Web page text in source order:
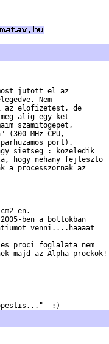
most jutott el az
Nem
az elofizetest, de
alig egy-ket
szamitogepet,
MHz CPU,
port).
sietseg : kozeledik
hogy nehany fejleszto
a processzornak az
en.
ben a boltokban
venni....haaaat
es proci foglalata nem
majd az Alpha